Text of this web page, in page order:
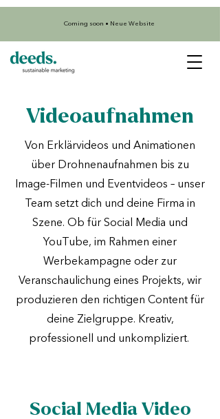
Coming soon • Neue Website
Videoaufnahmen
Von Erklärvideos und Animationen
über Drohnenaufnahmen bis zu
Image-Filmen und Eventvideos – unser
Team setzt dich und deine Firma in
Szene. Ob für Social Media und
YouTube, im Rahmen einer
Werbekampagne oder zur
Veranschaulichung eines Projekts, wir
produzieren den richtigen Content für
deine Zielgruppe. Kreativ,
professionell und unkompliziert.
Social Media Video